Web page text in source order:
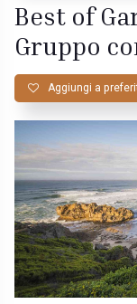
Best of
Gruppo
Aggiungi a